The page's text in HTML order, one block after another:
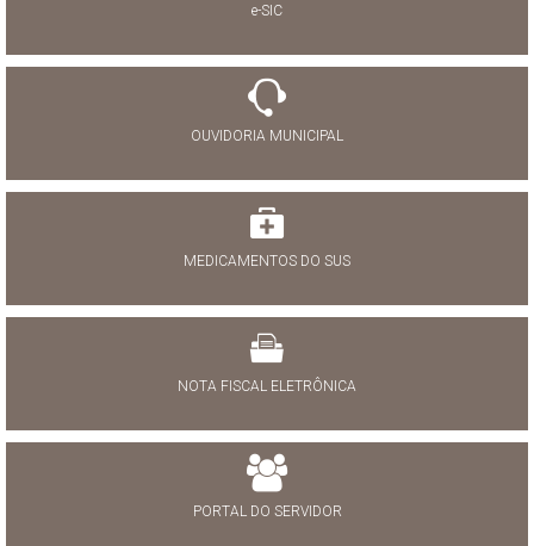
e-SIC
OUVIDORIA MUNICIPAL
MEDICAMENTOS DO SUS
NOTA FISCAL ELETRÔNICA
PORTAL DO SERVIDOR